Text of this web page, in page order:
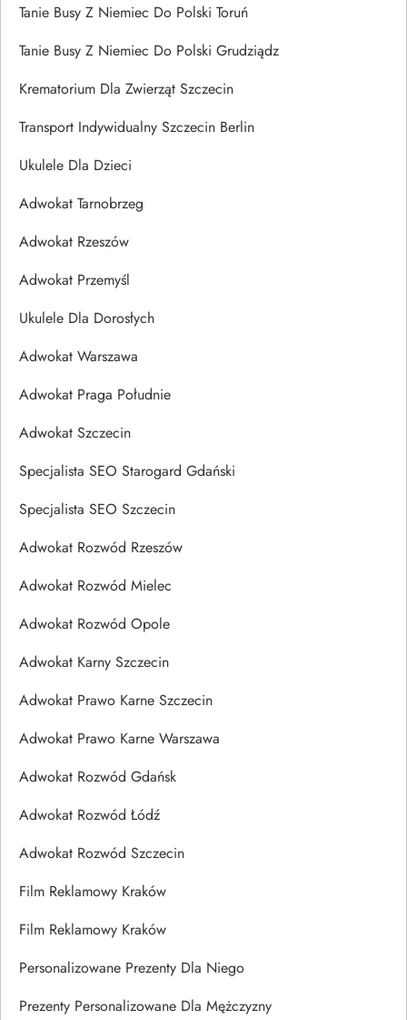
Tanie Busy Z Niemiec Do Polski Toruń
Tanie Busy Z Niemiec Do Polski Grudziądz
Krematorium Dla Zwierząt Szczecin
Transport Indywidualny Szczecin Berlin
Ukulele Dla Dzieci
Adwokat Tarnobrzeg
Adwokat Rzeszów
Adwokat Przemyśl
Ukulele Dla Dorosłych
Adwokat Warszawa
Adwokat Praga Południe
Adwokat Szczecin
Specjalista SEO Starogard Gdański
Specjalista SEO Szczecin
Adwokat Rozwód Rzeszów
Adwokat Rozwód Mielec
Adwokat Rozwód Opole
Adwokat Karny Szczecin
Adwokat Prawo Karne Szczecin
Adwokat Prawo Karne Warszawa
Adwokat Rozwód Gdańsk
Adwokat Rozwód Łódź
Adwokat Rozwód Szczecin
Film Reklamowy Kraków
Film Reklamowy Kraków
Personalizowane Prezenty Dla Niego
Prezenty Personalizowane Dla Mężczyzny